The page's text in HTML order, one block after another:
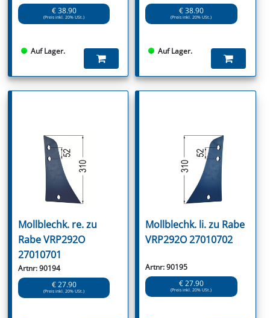
€ 38.90
(Preis inkl. 20% USt.)
Auf Lager.
€ 38.90
(Preis inkl. 20% USt.)
Auf Lager.
Mollblechk. re. zu
Rabe VRP292O
27010701
Artnr: 90194
€ 27.90
(Preis inkl. 20% USt.)
Mollblechk. li. zu Rabe
VRP292O 27010702
Artnr: 90195
€ 27.90
(Preis inkl. 20% USt.)